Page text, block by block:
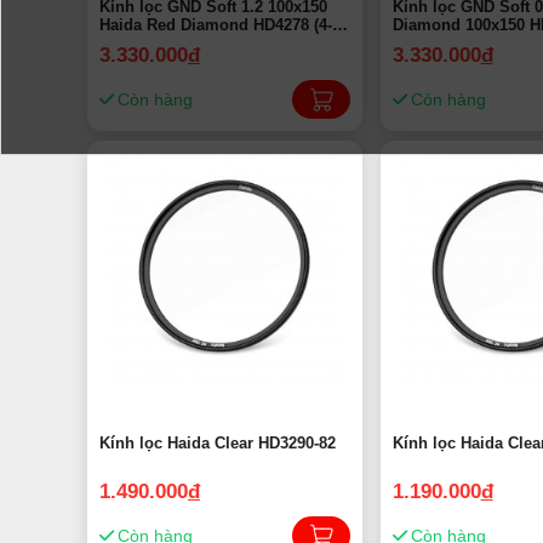
Kính lọc GND Soft 1.2 100x150
Haida Red Diamond HD4278 (4-
Stop) | Chính Hãng
3.330.000đ
Còn hàng
Kính lọc GND Soft
Diamond 100x150
stops) | Chính Hãng
3.330.000đ
Còn hàng
Kính lọc Haida Clear HD3290-82
1.490.000đ
Còn hàng
Kính lọc Haida
1.190.000đ
Còn hàng